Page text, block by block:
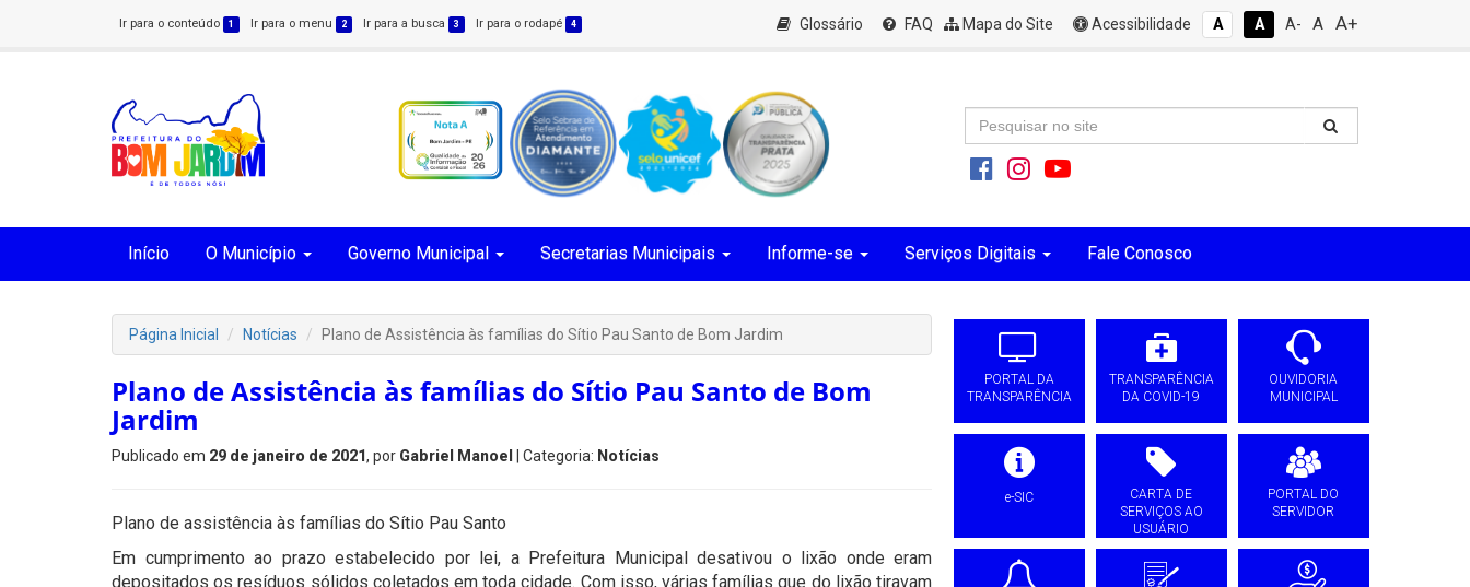
Ir para o conteúdo 1 Ir para o menu 2 Ir para a busca 3 Ir para o rodapé 4 Glossário FAQ Mapa do Site Acessibilidade A A A- A A+
Início O Município Governo Municipal Secretarias Municipais Informe-se Serviços Digitais Fale Conosco
Página Inicial Notícias Plano de Assistência às famílias do Sítio Pau Santo de Bom Jardim
Plano de Assistência às famílias do Sítio Pau Santo de Bom
Jardim
Publicado em 29 de janeiro de 2021, por Gabriel Manoel | Categoria: Notícias
Plano de assistência às famílias do Sítio Pau Santo
Em cumprimento ao prazo estabelecido por lei, a Prefeitura Municipal desativou o lixão onde eram
depositados os resíduos sólidos coletados em toda cidade. Com isso, várias famílias que do lixão tiravam
PORTAL DA
TRANSPARÊNCIA
TRANSPARÊNCIA
DA COVID-19
OUVIDORIA
MUNICIPAL
e-SIC
CARTA DE
SERVIÇOS AO
USUÁRIO
PORTAL DO
SERVIDOR